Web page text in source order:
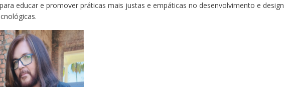
educar e promover práticas mais justas e empáticas no desenvolvimento e design